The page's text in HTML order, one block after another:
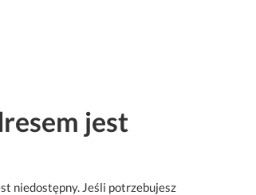
jest
niedostępny. Jeśli potrzebujesz